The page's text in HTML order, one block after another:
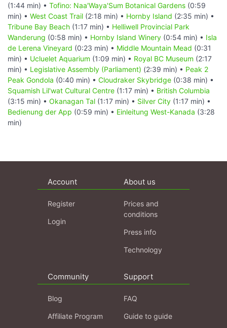
(1:44 min) • Tofino: Naa'Waya'Sum Botanical Gardens (0:59
min) • West Coast Trail (2:18 min) • Hornby Island (2:35 min) •
Tribune Bay Beach (1:17 min) • Helliwell Provincial Park
Wanderung (0:58 min) • Hornby Island Winery (0:54 min) • Isla
de Lerena Vineyard (0:23 min) • Middle Mountain Mead (0:31
min) • Ucluelet Aquarium (1:09 min) • Royal BC Museum (2:17
min) • Legislative Assembly (Parliament) (2:39 min) • Peak 2
Peak Gondola (0:40 min) • Cloudraker Skybridge (0:38 min) •
Squamish Lil'wat Cultural Centre (1:17 min) • British Columbia
(3:15 min) • Okanagan Tal (1:17 min) • Silver City (1:17 min) •
Bedienung der App (0:59 min) • Einleitung West-Kanada (3:28
min)
Account
Register
Login
About us
Prices and
conditions
Press info
Technology
Community
Blog
Affiliate Program
Support
FAQ
Guide to guide